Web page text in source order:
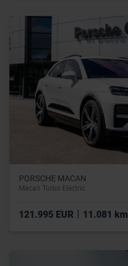
PORSCHE MACAN
Macan Turbo Electric
121.995 EUR 11.081 km